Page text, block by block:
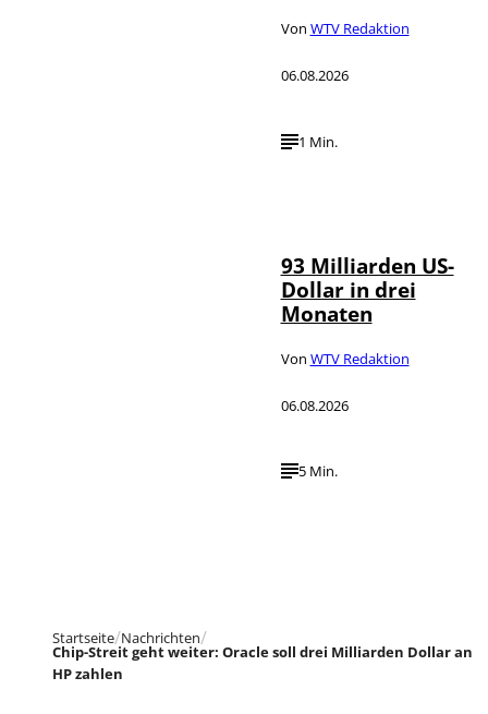
Von WTV Redaktion
06.08.2026
1 Min.
93 Milliarden US-
Dollar in drei
Monaten
Von WTV Redaktion
06.08.2026
5 Min.
Startseite Nachrichten
Chip-Streit geht weiter: Oracle soll drei Milliarden Dollar an
HP zahlen